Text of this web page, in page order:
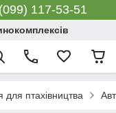
117-53-51
птахівництва